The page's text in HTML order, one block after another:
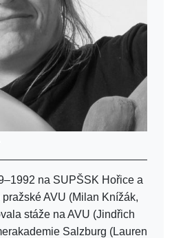
na SUPŠSK Hořice a
AVU (Milan Knížák,
stáže na AVU (Jindřich
Salzburg (Lauren